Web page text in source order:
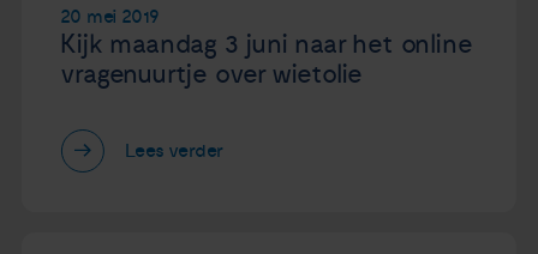
20 mei 2019
Kijk maandag 3 juni naar het online
vragenuurtje over wietolie
Lees verder